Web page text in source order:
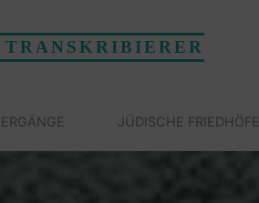
TRANSKRIBIERER
JÜDISCHE FRIEDHÖFE